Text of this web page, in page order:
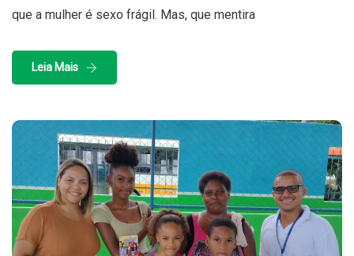
que a mulher é sexo frágil. Mas, que mentira
Leia Mais